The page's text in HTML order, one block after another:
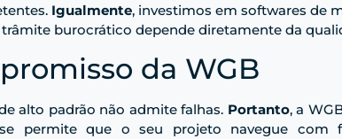
Igualmente, investimos em softwares de
burocrático depende diretamente da
da WGB
alto padrão não admite falhas. Portanto, a
permite que o seu projeto navegue com